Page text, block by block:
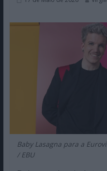
Baby Lasagna para a
/ EBU